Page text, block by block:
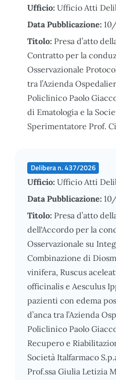
Ufficio: Ufficio Atti
Data Pubblicazione:
Titolo: Presa d’atto
Contratto per la
Osservazionale
tra l’Azienda
Policlinico Paolo
di Ematologia e la
Sperimentatore Prof.
Delibera n. 437/2026
Ufficio: Ufficio Atti
Data Pubblicazione:
Titolo: Presa d’atto
dell'Accordo per la
Osservazionale su
Combinazione di
vinifera, Ruscus
officinalis e Aesculus
pazienti con edema
d’anca tra l’Azienda
Policlinico Paolo
Recupero e
Società Italfarmaco
Prof.ssa Giulia Letizia